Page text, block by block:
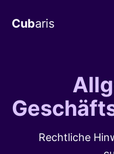
Cubaris
Rechtliche